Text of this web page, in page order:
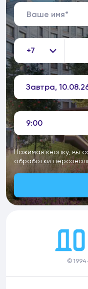
+7
Завтра,
9:00
Нажимая кнопку, вы
обработки
©